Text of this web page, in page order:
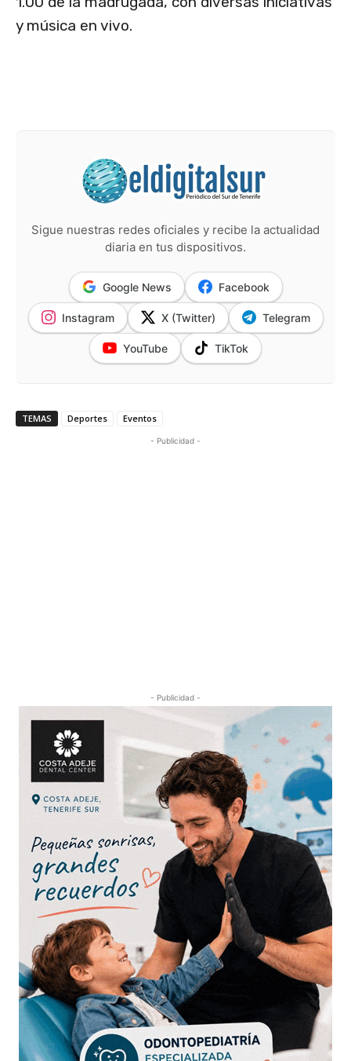
y música en vivo.
Sigue nuestras redes oficiales y recibe la actualidad
diaria en tus dispositivos.
Google News Facebook
Instagram X (Twitter) Telegram
YouTube TikTok
TEMAS Deportes Eventos
- Publicidad -
- Publicidad -